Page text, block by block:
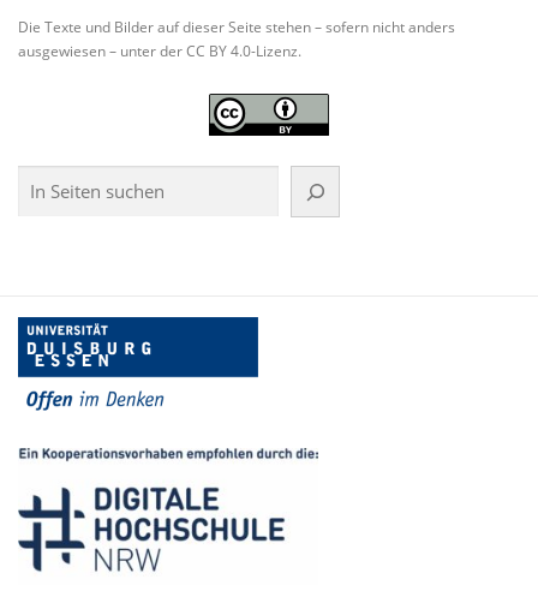
Die Texte und Bilder auf dieser Seite stehen – sofern nicht anders
ausgewiesen – unter der CC BY 4.0-Lizenz.